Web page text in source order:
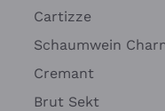
Cartizze
Schaumwein
Cremant
Brut Sekt